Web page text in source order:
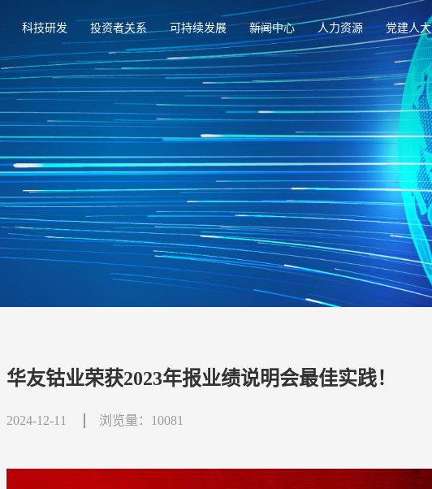
科技研发 投资者关系 可持续发展 新闻中心 人力资源 党建人大
华友钴业荣获2023年报业绩说明会最佳实践！
2024-12-11 浏览量：10081